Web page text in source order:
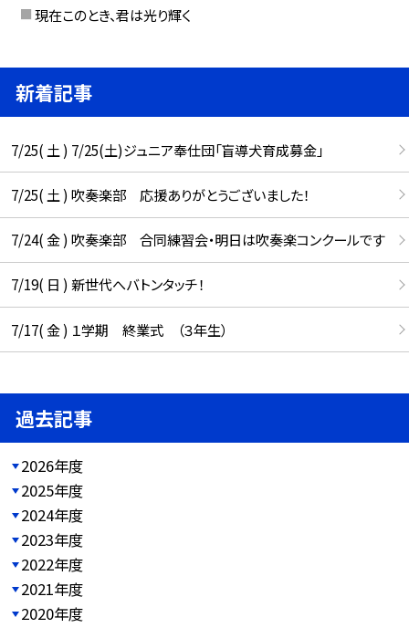
現在このとき、君は光り輝く
新着記事
7/25( 土 ) 7/25(土)ジュニア奉仕団「盲導犬育成募金」
7/25( 土 ) 吹奏楽部 応援ありがとうございました！
7/24( 金 ) 吹奏楽部 合同練習会・明日は吹奏楽コンクールです
7/19( 日 ) 新世代へバトンタッチ！
7/17( 金 ) １学期 終業式 （３年生）
過去記事
2026年度
2025年度
2024年度
2023年度
2022年度
2021年度
2020年度